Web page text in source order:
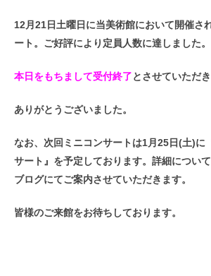
12月21日土曜日に当美術館において開催さ
ート。ご好評により定員人数に達しました。
本日をもちまして受付終了とさせていただき
ありがとうございました。
なお、次回ミニコンサートは1月25日(土)に
サート』を予定しております。詳細につい
ブログにてご案内させていただきます。
皆様のご来館をお待ちしております。